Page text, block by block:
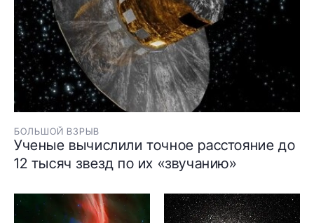
БОЛЬШОЙ ВЗРЫВ
Ученые вычислили точное расстояние до
12 тысяч звезд по их «звучанию»